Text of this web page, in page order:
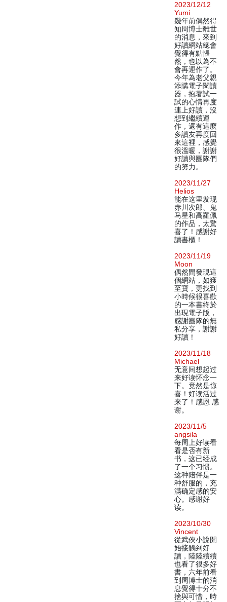
2023/12/12
Yumi
幾年前偶然得
知周博士離世
的消息，來到
好讀網站總會
覺得有點悵
然，也以為不
會再運作了。
今年為老父親
添購電子閱讀
器，抱著試一
試的心情再度
連上好讀，沒
想到繼續運
作，還有這麼
多讀友再度回
來這裡，感覺
很溫暖，謝謝
好讀與團隊們
的努力。
2023/11/27
Helios
能在这里发现
赤川次郎、鬼
马星和高羅佩
的作品，太驚
喜了！感謝好
讀書櫃！
2023/11/19
Moon
偶然間發現這
個網站，如獲
至寶，更找到
小時候很喜歡
的一本書終於
出現電子版，
感謝團隊的無
私分享，謝謝
好讀！
2023/11/18
Michael
无意间想起过
来好读怀念一
下。竟然是惊
喜！好读活过
来了！感恩 感
谢。
2023/11/5
angsila
每周上好读看
看是否有新
书，这已经成
了一个习惯。
这种陪伴是一
种舒服的，充
满确定感的安
心。感谢好
读。
2023/10/30
Vincent
從武俠小說開
始接觸到好
讀，陸陸續續
也看了很多好
書，六年前看
到周博士的消
息覺得十分不
捨與可惜，時